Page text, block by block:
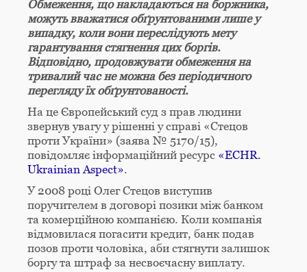
Обмеження, що накладаються на боржника,
можуть вважатися обґрунтованими лише у
випадку, коли вони переслідують мету
гарантування стягнення цих боргів.
Відповідно, продовжувати обмеження на
тривалий час не можна без періодичного
перегляду їх обґрунтованості.
На це Європейський суд з прав людини
звернув увагу у рішенні у справі «Стецов
проти України» (заява № 5170/15),
повідомляє інформаційний ресурс «ECHR.
Ukrainian Aspect».
У 2008 році Олег Стецов виступив
поручителем в договорі позики між банком
та комерційною компанією. Коли компанія
відмовилася погасити кредит, банк подав
позов проти чоловіка, аби стягнути залишок
боргу та штраф за несвоєчасну виплату.